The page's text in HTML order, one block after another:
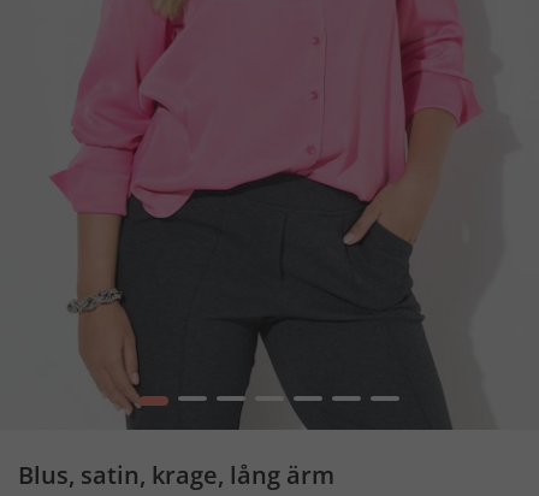
1 2 3 4 5 6 7
Blus, satin, krage, lång ärm